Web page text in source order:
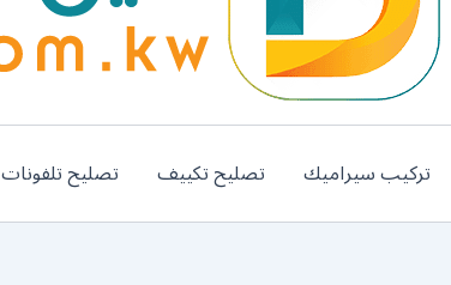
تركيب سيراميك تصليح تكييف تصليح تلفونات